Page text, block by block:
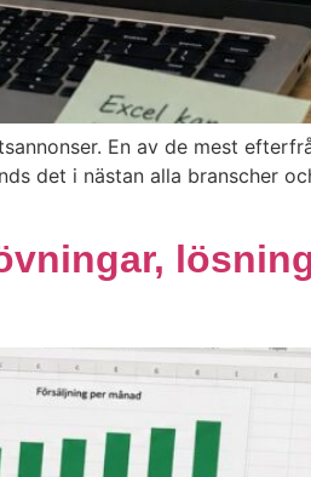
En av de mest
det i nästan alla branscher